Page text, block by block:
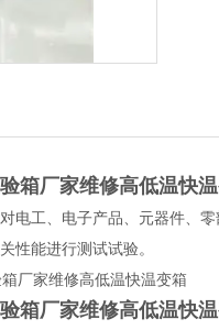
箱厂家维修高低温快
电工、电子产品、元器件、
性能进行测试试验。
箱厂家维修高低温快